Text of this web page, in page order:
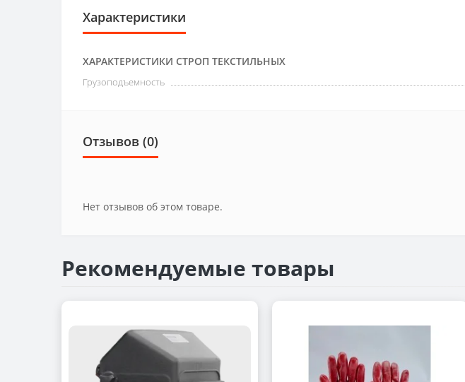
Характеристики
ХАРАКТЕРИСТИКИ СТРОП ТЕКСТИЛЬНЫХ
Грузоподъемность
Отзывов (0)
Нет отзывов об этом товаре.
Рекомендуемые товары